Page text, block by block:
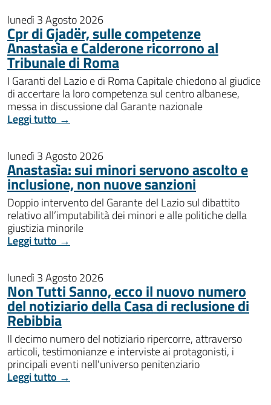
lunedì 3 Agosto 2026
Cpr di Gjadër, sulle competenze
Anastasìa e Calderone ricorrono al
Tribunale di Roma
I Garanti del Lazio e di Roma Capitale chiedono al giudice
di accertare la loro competenza sul centro albanese,
messa in discussione dal Garante nazionale
Leggi tutto →
lunedì 3 Agosto 2026
Anastasìa: sui minori servono ascolto e
inclusione, non nuove sanzioni
Doppio intervento del Garante del Lazio sul dibattito
relativo all’imputabilità dei minori e alle politiche della
giustizia minorile
Leggi tutto →
lunedì 3 Agosto 2026
Non Tutti Sanno, ecco il nuovo numero
del notiziario della Casa di reclusione di
Rebibbia
Il decimo numero del notiziario ripercorre, attraverso
articoli, testimonianze e interviste ai protagonisti, i
principali eventi nell'universo penitenziario
Leggi tutto →